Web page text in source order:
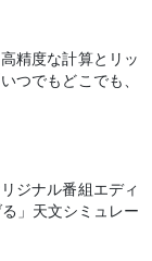
精度な計算とリッ
つでもどこでも、
ジナル番組エディ
」天文シミュレー